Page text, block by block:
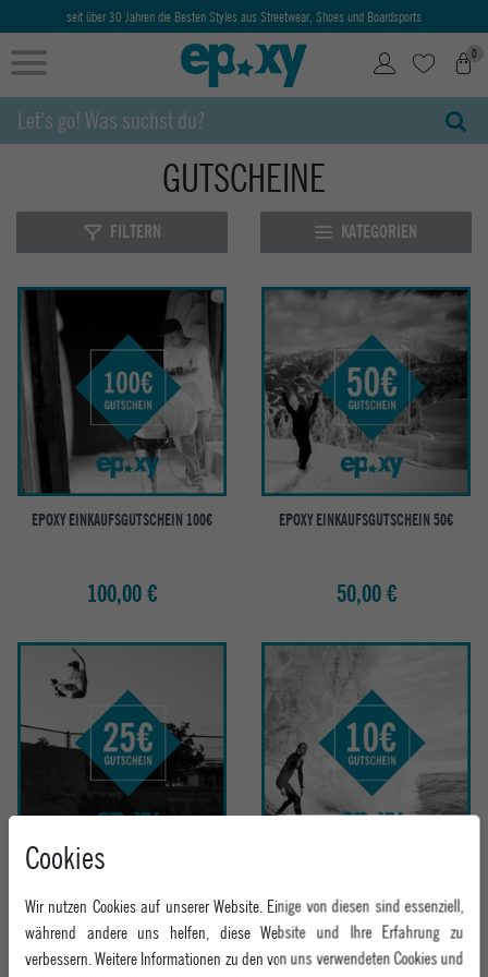
seit über 30 Jahren die Besten Styles aus Streetwear, Shoes und Boardsports
0
GUTSCHEINE
FILTERN KATEGORIEN
EPOXY EINKAUFSGUTSCHEIN 100€
100,00 €
EPOXY EINKAUFSGUTSCHEIN 50€
50,00 €
EPOXY EINKAUFSGUTSCHEIN 25€
25,00 € 10,00 €
Cookies
Wir nutzen Cookies auf unserer Website. Einige von diesen sind essenziell,
während andere uns helfen, diese Website und Ihre Erfahrung zu
verbessern. Weitere Informationen zu den von uns verwendeten Cookies und